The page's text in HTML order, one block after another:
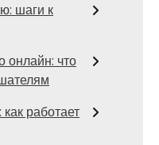
шаги к
онлайн: что
работает